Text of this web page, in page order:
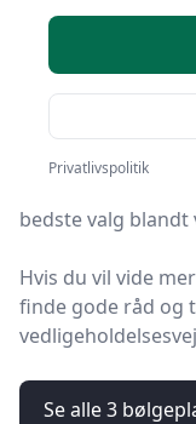
På HandyGuiden
bølgeplader. Vi
kan finde det
Uanset om du
bedste valg
Hvis du vil vide
finde gode råd og
Se alle 3
Privatlivspolitik